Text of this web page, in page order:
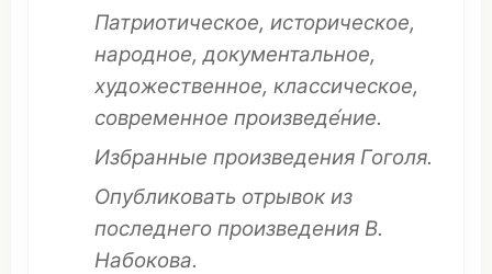
Патриотическое, историческое,
народное,документальное,
художественное, классическое,
современное произведе́ние.
Избранные произведения Гоголя.
Опубликовать отрывок из
последнего произведения В.
Набокова.